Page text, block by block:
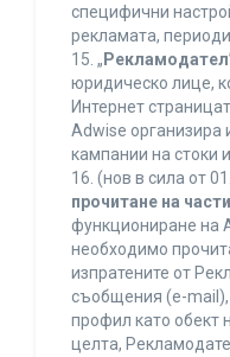
специфични
рекламата,
15. „ Рекламодател
юридическо лице,
Интернет
Adwise
кампании на стоки
16. (нов в сила от
прочитане на
функциониране на
необходимо
изпратените от
съобщения (e-
профил като обект
целта,